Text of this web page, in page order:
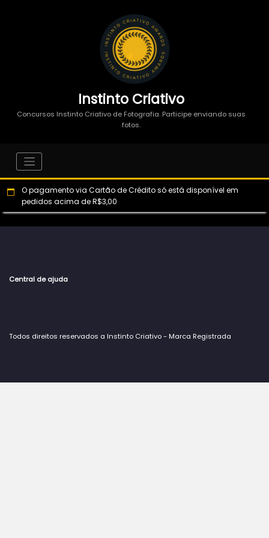
Instinto Criativo
Concursos Instinto Criativo de Fotografia. Participe enviando suas
fotos.
O pagamento via Cartão de Crédito só está disponível em
pedidos acima de R$3,00
Central de ajuda
Todos direitos reservados a Instinto Criativo - Marca Registrada